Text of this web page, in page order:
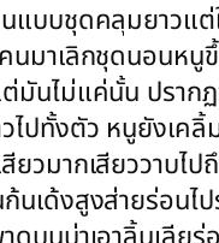
แบบชุดคลุมยาวแต่
นมาเลิกชุดนอนหนู
มันไม่แค่นั้น ปราก
ไปทั้งตัว หนูยังเค
ยวมากเสียววาบไ
นเด้งสูงส่ายร่อนไ